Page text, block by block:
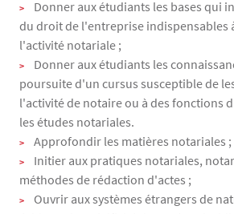
Donner aux étudiants les bases qui
du droit de l'entreprise indispensables
l'activité notariale ;
Donner aux étudiants les
poursuite d'un cursus susceptible de
l'activité de notaire ou à des fonctions
les études notariales.
Approfondir les matières notariales ;
Initier aux pratiques notariales,
méthodes de rédaction d'actes ;
Ouvrir aux systèmes étrangers de